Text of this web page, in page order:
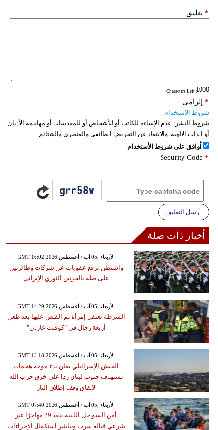
تعليق *
: Characters Left
إلزامي *
شروط الاستخدام
شروط النشر: عدم الإساءة للكاتب أو للأشخاص أو للمقدسات أو مهاجمة الأديان
أو الذات الالهية. والابتعاد عن التحريض الطائفي والعنصري والشتائم.
اُوافق على شروط الأستخدام
Security Code *
أرسل التعليق
أخبار ذات صلة
GMT 16:02 2026 الأربعاء ,05 آب / أغسطس
واشنطن ترفع عقوبات عن شركات وطائرتين
على صلة بالحرس الثوري الإيراني
GMT 14:29 2026 الأربعاء ,05 آب / أغسطس
الشرطة تعتقل إمرأة تم القبض عليها بعد طعن
أربعة رجال في "كوفنت غاردن"
GMT 13:18 2026 الأربعاء ,05 آب / أغسطس
الجيش الإسرائيلي يعلن بدء موجة هجمات
تستهدف جنوب لبنان ردا على خرق حزب الله
لاتفاق وقف إطلاق النار
GMT 07:40 2026 الأربعاء ,05 آب / أغسطس
أمن السواحل الليبية ينقذ 29 مهاجرًا غير
شرعي قبالة سرت ويباشر استكمال الإجراءات